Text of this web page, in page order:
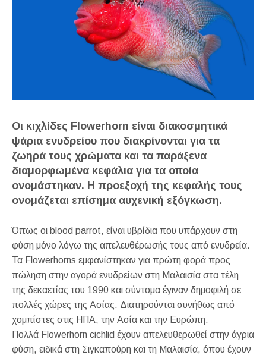
Οι κιχλίδες Flowerhorn είναι διακοσμητικά
ψάρια ενυδρείου που διακρίνονται για τα
ζωηρά τους χρώματα και τα παράξενα
διαμορφωμένα κεφάλια για τα οποία
ονομάστηκαν. Η προεξοχή της κεφαλής τους
ονομάζεται επίσημα αυχενική εξόγκωση.
Όπως οι blood parrot, είναι υβρίδια που υπάρχουν στη
φύση μόνο λόγω της απελευθέρωσής τους από ενυδρεία.
Τα Flowerhorns εμφανίστηκαν για πρώτη φορά προς
πώληση στην αγορά ενυδρείων στη Μαλαισία στα τέλη
της δεκαετίας του 1990 και σύντομα έγιναν δημοφιλή σε
πολλές χώρες της Ασίας. Διατηρούνται συνήθως από
χομπίστες στις ΗΠΑ, την Ασία και την Ευρώπη.
Πολλά Flowerhorn cichlid έχουν απελευθερωθεί στην άγρια
φύση, ειδικά στη Σιγκαπούρη και τη Μαλαισία, όπου έχουν